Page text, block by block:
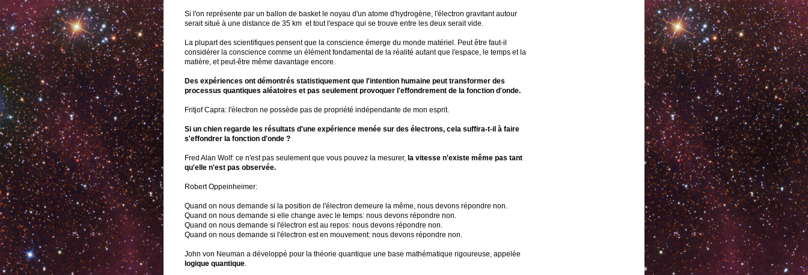
Si l'on représente par un ballon de basket le noyau d'un atome d'hydrogène, l'électron gravitant autour
serait situé à une distance de 35 km et tout l'espace qui se trouve entre les deux serait vide.
La plupart des scientifiques pensent que la conscience émerge du monde matériel. Peut être faut-il
considérer la conscience comme un élément fondamental de la réalité autant que l'espace, le temps et la
matière, et peut-être même davantage encore.
Des expériences ont démontrés statistiquement que l'intention humaine peut transformer des
processus quantiques aléatoires et pas seulement provoquer l'effondrement de la fonction d'onde.
Fritjof Capra: l'électron ne possède pas de propriété indépendante de mon esprit.
Si un chien regarde les résultats d'une expérience menée sur des électrons, cela suffira-t-il à faire
s'effondrer la fonction d'onde ?
Fred Alan Wolf: ce n'est pas seulement que vous pouvez la mesurer, la vitesse n'existe même pas tant
qu'elle n'est pas observée.
Robert Oppeinheimer:
Quand on nous demande si la position de l'électron demeure la même, nous devons répondre non.
Quand on nous demande si elle change avec le temps: nous devons répondre non.
Quand on nous demande si l'électron est au repos: nous devons répondre non.
Quand on nous demande si l'électron est en mouvement: nous devons répondre non.
John von Neuman a développé pour la théorie quantique une base mathématique rigoureuse, appelée
logique quantique.